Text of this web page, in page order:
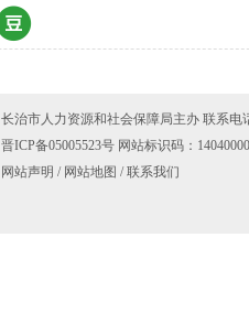
长治市人力资源和社会保障局主办 联系电
晋ICP备05005523号 网站标识码：
网站声明 / 网站地图 / 联系我们